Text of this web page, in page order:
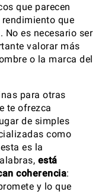
que parecen
que
No es necesario ser
valorar más
o la marca del
para otras
te ofrezca
de simples
como
es la
está
coherencia:
y lo que